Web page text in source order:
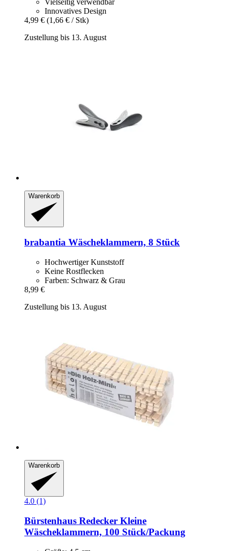
Innovatives Design
4,99 € (1,66 € / Stk)
Zustellung bis 13. August
Warenkorb
brabantia Wäscheklammern, 8 Stück
Hochwertiger Kunststoff
Keine Rostflecken
Farben: Schwarz & Grau
8,99 €
Zustellung bis 13. August
Warenkorb
4.0 (1)
Bürstenhaus Redecker Kleine
Wäscheklammern, 100 Stück/Packung